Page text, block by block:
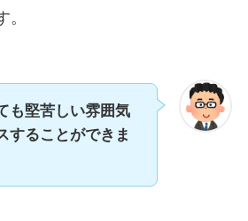
も堅苦しい雰囲気
することができま